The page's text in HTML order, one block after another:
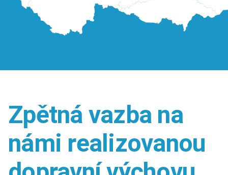
Zpětná vazba na
námi realizovanou